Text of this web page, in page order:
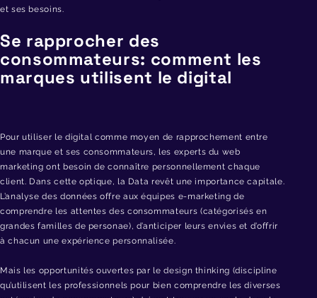
et ses besoins.
Se rapprocher des
consommateurs: comment les
marques utilisent le digital
Pour utiliser le digital comme moyen de rapprochement entre
une marque et ses consommateurs, les experts du web
marketing ont besoin de connaître personnellement chaque
client. Dans cette optique, la Data revêt une importance capitale.
L’analyse des données offre aux équipes e-marketing de
comprendre les attentes des consommateurs (catégorisés en
grandes familles de personae), d’anticiper leurs envies et d’offrir
à chacun une expérience personnalisée.
Mais les opportunités ouvertes par le design thinking (discipline
qu’utilisent les professionnels pour bien comprendre les diverses